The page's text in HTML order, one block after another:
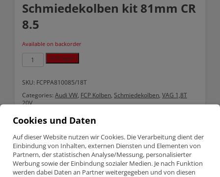
Schmiedekolben kit 81mm CR
8.5
Available on backorder
Audi
1.8T
20V
FCP
Schmiedekolben
81mm
CR
8.5
quantity
Anfragen
SKU: FCPPA810085/18T
Categories: Audi VW, FCP Kolben, Schmiedekolben, VAG 1,8T
20V
Description
Description
Audi / VW 1.8T 20V FCP Schmiedekolben kit 81mm CR 8.5
Cookies und Daten
Auf dieser Website nutzen wir Cookies. Die Verarbeitung dient der
Einbindung von Inhalten, externen Diensten und Elementen von
Partnern, der statistischen Analyse/Messung, personalisierter
Werbung sowie der Einbindung sozialer Medien. Je nach Funktion
werden dabei Daten an Partner weitergegeben und von diesen